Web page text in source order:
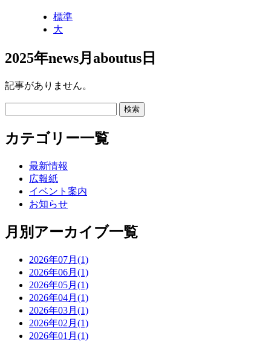
標準
大
2025年news月aboutus日
記事がありません。
カテゴリー一覧
最新情報
広報紙
イベント案内
お知らせ
月別アーカイブ一覧
2026年07月(1)
2026年06月(1)
2026年05月(1)
2026年04月(1)
2026年03月(1)
2026年02月(1)
2026年01月(1)